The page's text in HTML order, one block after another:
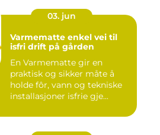
03. jun
Varmematte enkel vei til
isfri drift på gården
En Varmematte gir en
praktisk og sikker måte å
holde fôr, vann og tekniske
installasjoner isfrie gje...